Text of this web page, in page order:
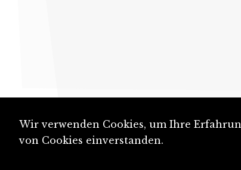
Wir verwenden Cookies, um Ihre
von Cookies einverstanden.